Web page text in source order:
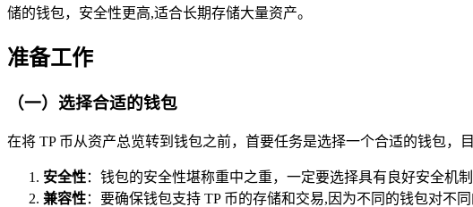
储的钱包，安全性更高,适合长期存储大量资产。
准备工作
（一）选择合适的钱包
在将 TP 币从资产总览转到钱包之前，首要任务是选择一个合适的钱包，
安全性：钱包的安全性堪称重中之重，一定要选择具有良好安全机
兼容性：要确保钱包支持 TP 币的存储和交易,因为不同的钱包对不